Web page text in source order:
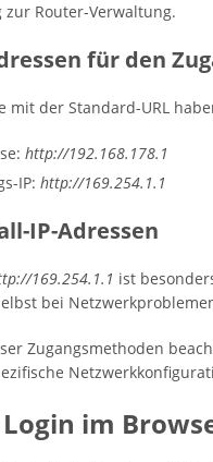
Router-Verwaltung.
für den
mit der Standard-URL
http://192.168.178.1
IP: http://169.254.1.1
IP-Adressen
169.254.1.1 ist
bei
Zugangsmethoden
Login im